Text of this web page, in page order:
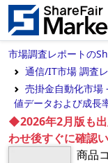
市場調査レポートの
通信/IT市場 調査
売掛金自動化市場
値データおよび成長
◆2026年2月版も
わせ後すぐに確認い
商品